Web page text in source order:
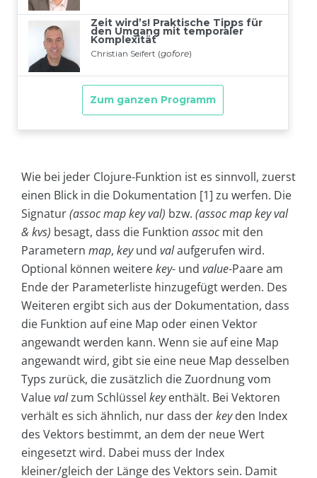
Wie bei jeder Clojure-Funktion ist es sinnvoll, zuerst
einen Blick in die Dokumentation [1] zu werfen. Die
Signatur(assoc map key val) bzw. (assoc map key val
& kvs) besagt, dass die Funktion assocmit den
Parametern map, keyund valaufgerufen wird.
Optional können weiterekey- und value-Paare am
Ende der Parameterliste hinzugefügt werden. Des
Weiteren ergibt sich aus der Dokumentation, dass
die Funktion auf eine Map oder einen Vektor
angewandt werden kann. Wenn sie auf eine Map
angewandt wird, gibt sie eine neue Map desselben
Typs zurück, die zusätzlich die Zuordnung vom
Valuevalzum Schlüssel keyenthält. Bei Vektoren
verhält es sich ähnlich, nur dass derkeyden Index
des Vektors bestimmt, an dem der neue Wert
eingesetzt wird. Dabei muss der Index
kleiner/gleich der Länge des Vektors sein. Damit